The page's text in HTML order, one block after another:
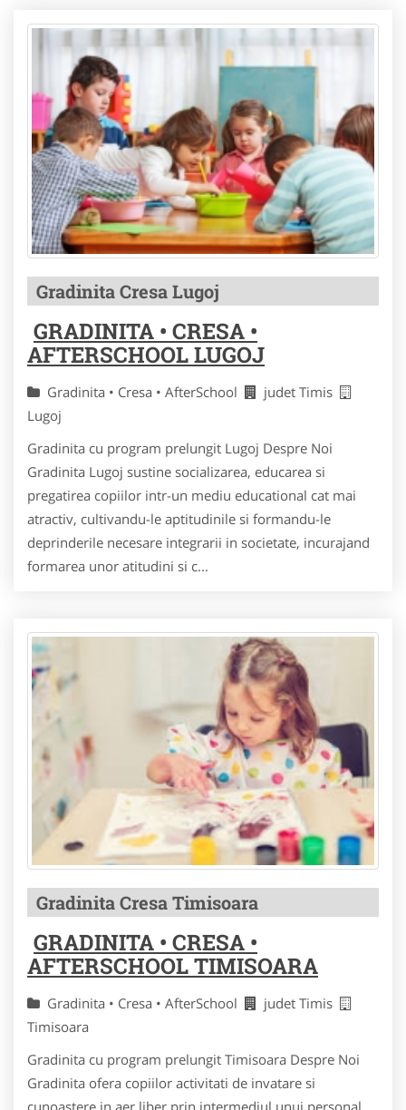
Gradinita Cresa Lugoj
GRADINITA • CRESA •
AFTERSCHOOL LUGOJ
Gradinita • Cresa • AfterSchool
judet Timis
Lugoj
Gradinita cu program prelungit Lugoj Despre Noi
Gradinita Lugoj sustine socializarea, educarea si
pregatirea copiilor intr-un mediu educational cat mai
atractiv, cultivandu-le aptitudinile si formandu-le
deprinderile necesare integrarii in societate, incurajand
formarea unor atitudini si c...
Gradinita Cresa Timisoara
GRADINITA • CRESA •
AFTERSCHOOL TIMISOARA
Gradinita • Cresa • AfterSchool
judet Timis
Timisoara
Gradinita cu program prelungit Timisoara Despre Noi
Gradinita ofera copiilor activitati de invatare si